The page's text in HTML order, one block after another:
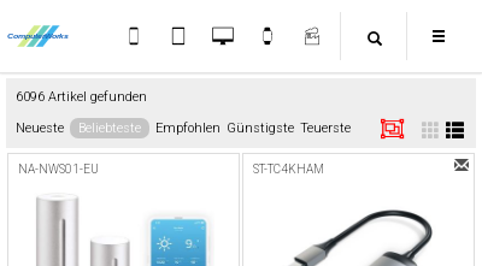
6096 Artikel gefunden
Neueste Beliebteste Empfohlen Günstigste Teuerste
NA-NWS01-EU ST-TC4KHAM